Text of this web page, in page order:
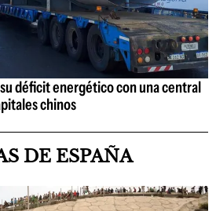
déficit energético con una central
chinos
DE ESPAÑA